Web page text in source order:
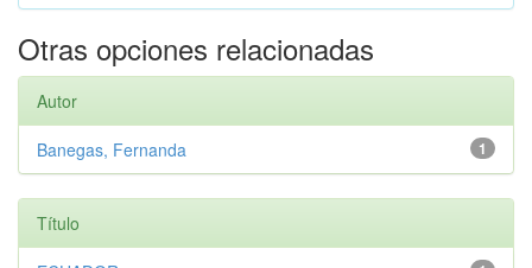
Otras opciones relacionadas
Autor
1
Banegas, Fernanda
Título